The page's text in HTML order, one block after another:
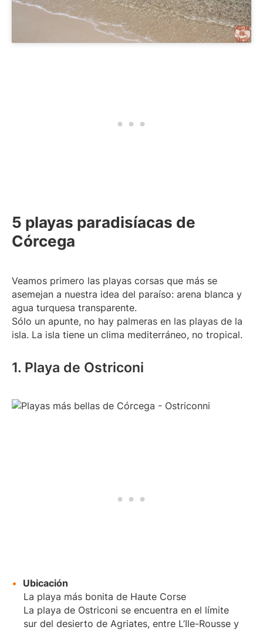
5 playas paradisíacas de
Córcega
Veamos primero las playas corsas que más se
asemejan a nuestra idea del paraíso: arena blanca y
agua turquesa transparente.
Sólo un apunte, no hay palmeras en las playas de la
isla. La isla tiene un clima mediterráneo, no tropical.
1. Playa de Ostriconi
Ubicación
La playa más bonita de Haute Corse
La playa de Ostriconi se encuentra en el límite
sur del desierto de Agriates, entre L’Ile-Rousse y